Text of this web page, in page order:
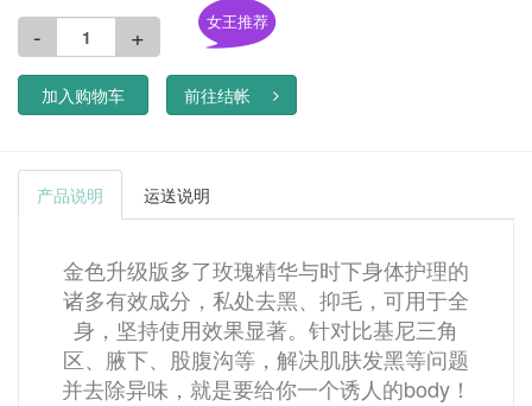
- + 女王推荐
加入购物车 前往结帐
产品说明 运送说明
金色升级版多了玫瑰精华与时下身体护理的
诸多有效成分，私处去黑、抑毛，可用于全
身，坚持使用效果显著。针对比基尼三角
区、腋下、股腹沟等，解决肌肤发黑等问题
并去除异味，就是要给你一个诱人的body！